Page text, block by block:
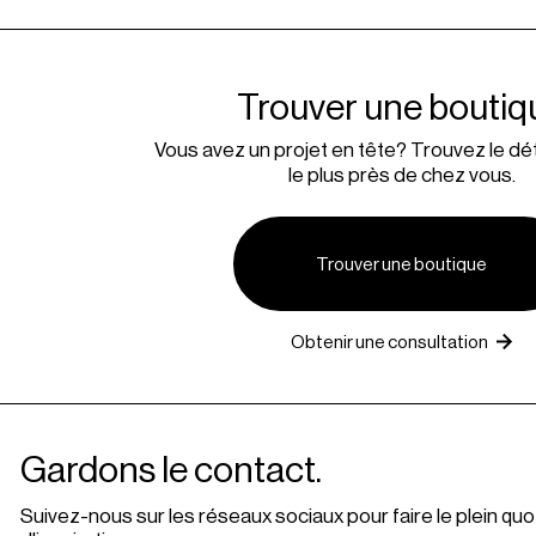
Trouver une
Vous avez un projet en tête? Trouvez le
le plus près de chez vous.
Trouver une boutique
Obtenir une consultation
Gardons le contact.
Suivez-nous sur les réseaux sociaux pour faire le plein